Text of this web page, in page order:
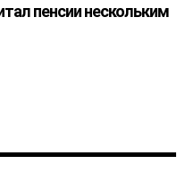
пенсии нескольким